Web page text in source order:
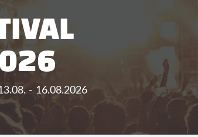
- 16.08.2026